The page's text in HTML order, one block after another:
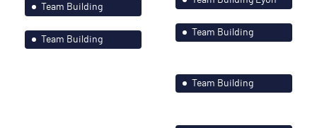
Team Building
Team Building
Team Building
Team Building